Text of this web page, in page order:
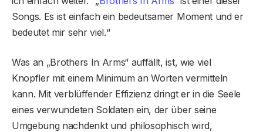
Songs. Es ist einfach ein bedeutsamer Moment und er
bedeutet mir sehr viel.“
Was an „Brothers In Arms“ auffällt, ist, wie viel
Knopfler mit einem Minimum an Worten vermitteln
kann. Mit verblüffender Effizienz dringt er in die Seele
eines verwundeten Soldaten ein, der über seine
Umgebung nachdenkt und philosophisch wird,